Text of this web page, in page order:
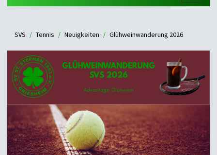
SVS Tennis Neuigkeiten Glühweinwanderung 2026